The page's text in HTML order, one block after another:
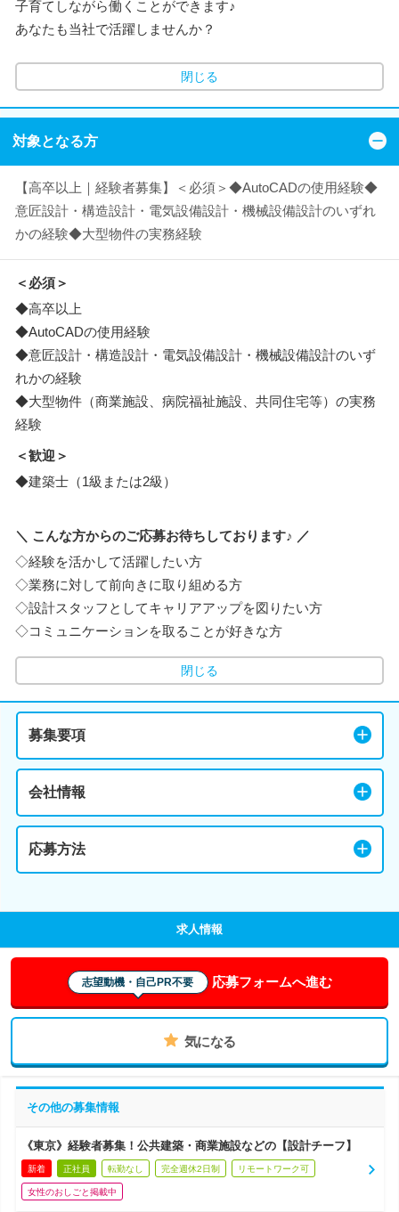
子育てしながら働くことができます♪
あなたも当社で活躍しませんか？
閉じる
対象となる方
【高卒以上｜経験者募集】＜必須＞◆AutoCADの使用経験◆
意匠設計・構造設計・電気設備設計・機械設備設計のいずれ
かの経験◆大型物件の実務経験
＜必須＞
◆高卒以上
◆AutoCADの使用経験
◆意匠設計・構造設計・電気設備設計・機械設備設計のいず
れかの経験
◆大型物件（商業施設、病院福祉施設、共同住宅等）の実務
経験
＜歓迎＞
◆建築士（1級または2級）
＼ こんな方からのご応募お待ちしております♪ ／
◇経験を活かして活躍したい方
◇業務に対して前向きに取り組める方
◇設計スタッフとしてキャリアアップを図りたい方
◇コミュニケーションを取ることが好きな方
閉じる
募集要項
会社情報
応募方法
求人情報
志望動機・自己PR不要 応募フォームへ進む
気になる
その他の募集情報
《東京》経験者募集！公共建築・商業施設などの【設計チーフ】
新着 正社員 転勤なし 完全週休2日制 リモートワーク可
女性のおしごと掲載中